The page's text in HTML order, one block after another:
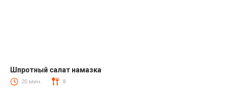
Салаты со шпротами
Шпротный салат намазка
20 мин. 8